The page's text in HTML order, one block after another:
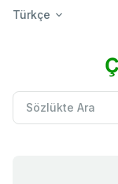
Türkçe